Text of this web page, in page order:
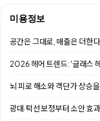
미용정보